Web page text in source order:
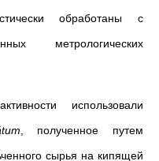
обработаны с
метрологических
использовали
, полученное путем
сырья на кипящей